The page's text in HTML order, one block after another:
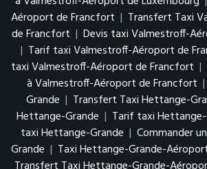
Aéroport de Francfort | Transfert Taxi
de Francfort | Devis taxi Valmestroff-
| Tarif taxi Valmestroff-Aéroport de
taxi Valmestroff-Aéroport de Francfort |
à Valmestroff-Aéroport de Francfort |
Grande | Transfert Taxi Hettange-
Hettange-Grande | Tarif taxi
taxi Hettange-Grande | Commander
Grande | Taxi Hettange-Grande-